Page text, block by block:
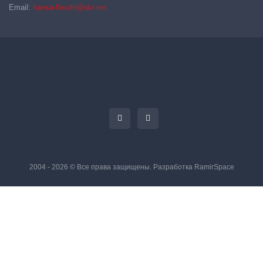
Email: hansa-flexdn@ukr.net
2004 - 2026 © Все права защищены. Разработка RamirSpace